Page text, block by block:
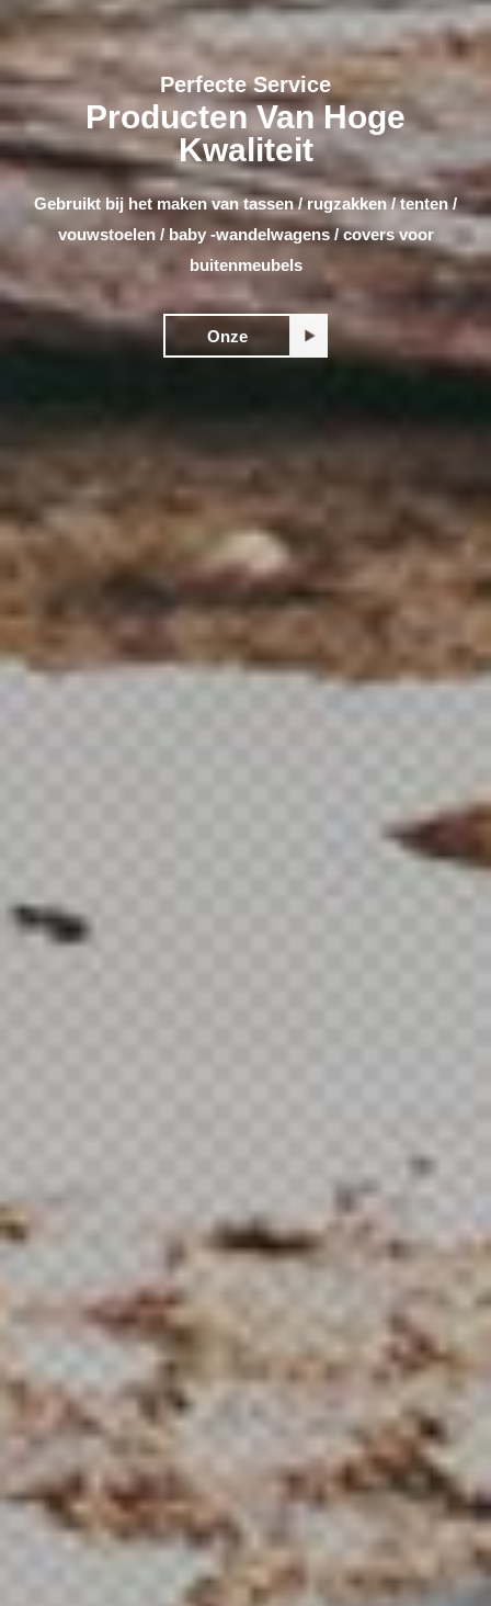
Perfecte Service
Producten Van Hoge
Kwaliteit
Gebruikt bij het maken van tassen / rugzakken / tenten /
vouwstoelen / baby -wandelwagens / covers voor
buitenmeubels
Onze